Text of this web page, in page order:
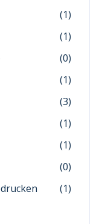
(1)
(1)
(0)
(1)
(3)
(1)
(1)
(0)
(1)